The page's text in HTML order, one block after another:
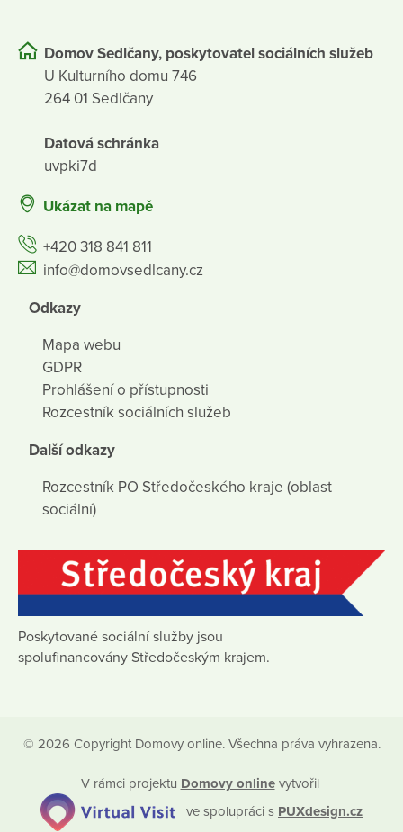
Domov Sedlčany, poskytovatel sociálních služeb
U Kulturního domu 746
264 01 Sedlčany
Datová schránka
uvpki7d
Ukázat na mapě
+420 318 841 811
info@domovsedlcany.cz
Odkazy
Mapa webu
GDPR
Prohlášení o přístupnosti
Rozcestník sociálních služeb
Další odkazy
Rozcestník PO Středočeského kraje (oblast
sociální)
Poskytované sociální služby jsou
spolufinancovány Středočeským krajem.
© 2026 Copyright Domovy online. Všechna práva vyhrazena.
V rámci projektu Domovy onlinevytvořil
ve spolupráci s PUXdesign.cz